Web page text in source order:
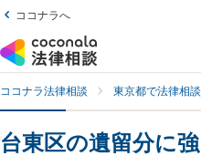
ココナラへ
ココナラ法律相談 東京都で法律相
台東区の遺留分に